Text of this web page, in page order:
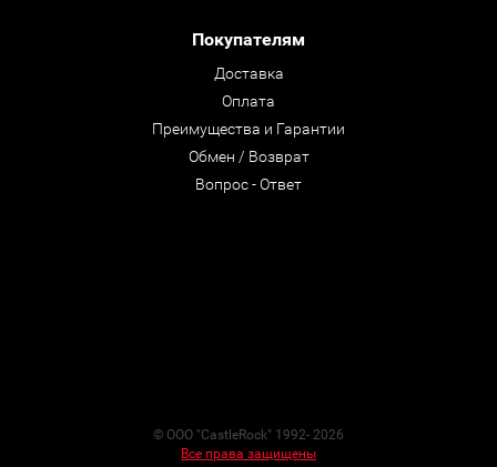
Покупателям
Доставка
Оплата
Преимущества и Гарантии
Обмен / Возврат
Вопрос - Ответ
© ООО "CastleRock" 1992- 2026
Все права защищены